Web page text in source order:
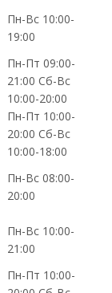
Пн-Вс 10:00-
19:00
Пн-Пт 09:00-
21:00 Сб-Вс
10:00-20:00
Пн-Пт 10:00-
20:00 Сб-Вс
10:00-18:00
Пн-Вс 08:00-
20:00
Пн-Вс 10:00-
21:00
Пн-Пт 10:00-